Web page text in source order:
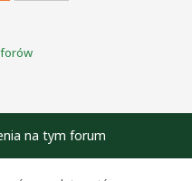
na tym forum